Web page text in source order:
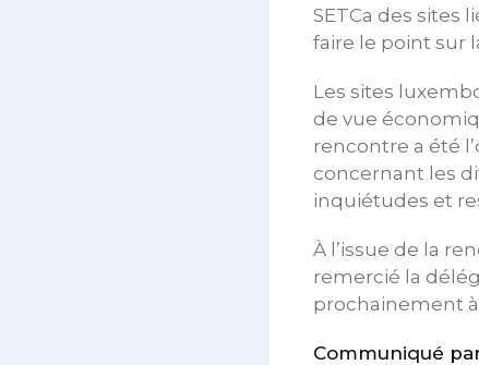
SETCa des sites
faire le point sur
Les sites
de vue
rencontre a été
concernant les
inquiétudes et
À l’issue de la
remercié la
prochainement à
Communiqué